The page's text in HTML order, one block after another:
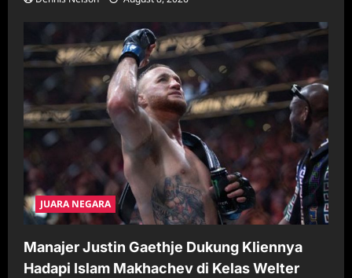
JUARA NEGARA
Manajer Justin Gaethje Dukung Kliennya
Hadapi Islam Makhachev di Kelas Welter